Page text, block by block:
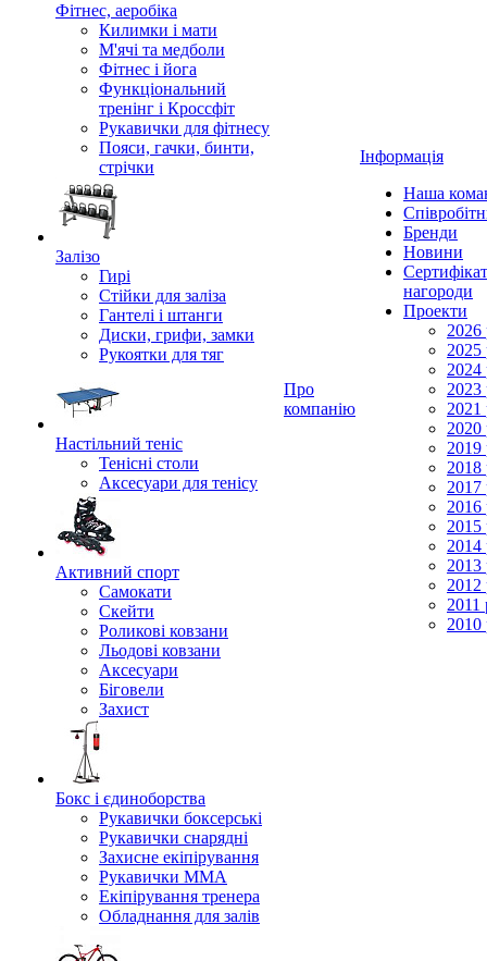
Фітнес, аеробіка
Килимки і мати
М'ячі та медболи
Фітнес і йога
Функціональний
тренінг і Кроссфіт
Рукавички для фітнесу
Пояси, гачки, бинти,
стрічки
Залізо
Гирі
Стійки для заліза
Гантелі і штанги
Диски, грифи, замки
Рукоятки для тяг
Настільний теніс
Тенісні столи
Аксесуари для тенісу
Активний спорт
Самокати
Скейти
Роликові ковзани
Льодові ковзани
Аксесуари
Біговели
Захист
Бокс і єдиноборства
Рукавички боксерські
Рукавички снарядні
Захисне екіпірування
Рукавички ММА
Екіпірування тренера
Обладнання для залів
Про
компанію
Інформація
Наша
Бренди
Новини
нагороди
Проекти
2026
2025
2024
2023
2021
2020
2019
2018
2017
2016
2015
2014
2013
2012
2011
2010